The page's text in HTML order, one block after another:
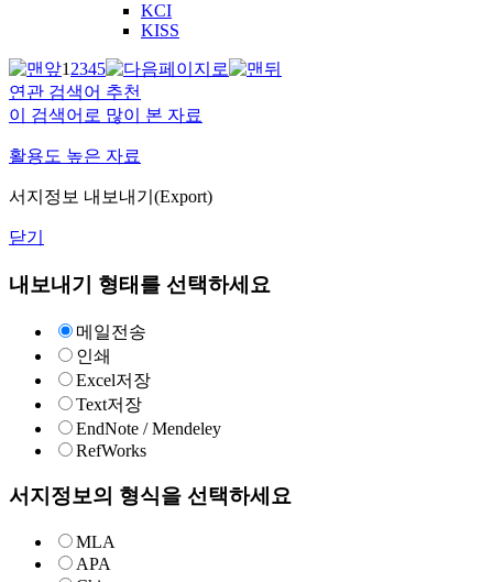
KCI
KISS
12345
연관 검색어 추천
이 검색어로 많이 본 자료
활용도 높은 자료
서지정보 내보내기(Export)
닫기
내보내기 형태를 선택하세요
메일전송
인쇄
Excel저장
Text저장
EndNote / Mendeley
RefWorks
서지정보의 형식을 선택하세요
MLA
APA